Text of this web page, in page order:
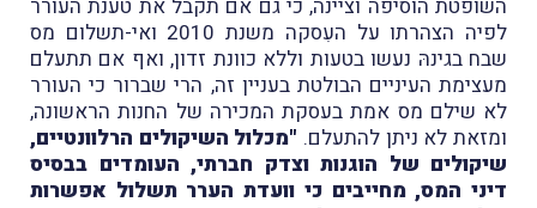
השופטת הוסיפה וציינה, כי גם אם תקבל את טענת העורר
לפיה הצהרתו על העִסקה משנת 2010 ואי-תשלום מס
שבח בגינהּ נעשו בטעות וללא כוונת זדון, ואף אם תתעלם
מעצימת העיניים הבולטת בעניין זה, הרי שברור כי העורר
לא שילם מס אמת בעסקת המכירה של החנות הראשונה,
ומזאת לא ניתן להתעלם. "מכלול השיקולים הרלוונטיים,
שיקולים של הוגנות וצדק חברתי, העומדים בבסיס
דיני המס, מחייבים כי וועדת הערר תשלול אפשרות